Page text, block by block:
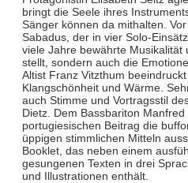
bringt die Seele ihres
Sänger können da mithalten.
Sabadus, der in vier Solo-
viele Jahre bewährte Musikalität
stellt, sondern auch die
Altist Franz Vitzthum
Klangschönheit und Wärme.
auch Stimme und Vortragsstil
Dietz. Dem Bassbariton
portugiesischen Beitrag die
üppigen stimmlichen Mitteln
Booklet, das neben einem
gesungenen Texten in drei
und Illustrationen enthält.